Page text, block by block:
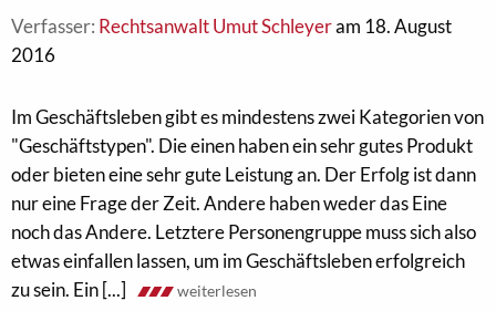
Verfasser: Rechtsanwalt Umut Schleyeram 18. August
2016
Im Geschäftsleben gibt es mindestens zwei Kategorien von
"Geschäftstypen". Die einen haben ein sehr gutes Produkt
oder bieten eine sehr gute Leistung an. Der Erfolg ist dann
nur eine Frage der Zeit. Andere haben weder das Eine
noch das Andere. Letztere Personengruppe muss sich also
etwas einfallen lassen, um im Geschäftsleben erfolgreich
zu sein. Ein [...]
weiterlesen